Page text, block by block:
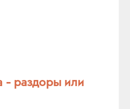
- раздоры или